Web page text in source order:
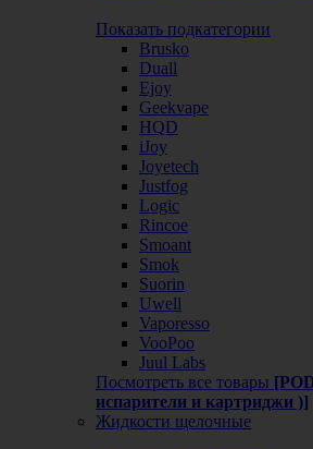
Показать подкатегории
Brusko
Duall
Ejoy
Geekvape
HQD
iJoy
Joyetech
Justfog
Logic
Rincoe
Smoant
Smok
Suorin
Uwell
Vaporesso
VooPoo
Juul Labs
Посмотреть все товары
испарители и картриджи )]
Жидкости щелочные